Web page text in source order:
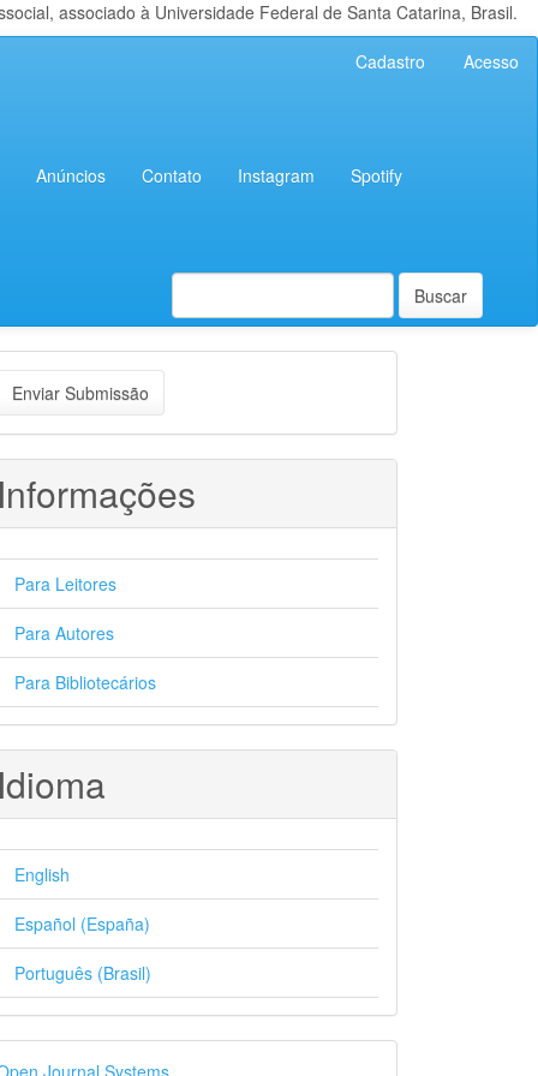
associado à Universidade Federal de Santa Catarina, Brasil.
Cadastro Acesso
Anúncios Contato Instagram Spotify
Buscar
Enviar Submissão
Para Leitores
Para Autores
Para Bibliotecários
English
Español (España)
Português (Brasil)
Journal Systems